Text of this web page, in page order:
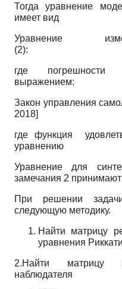
Тогда уравнение
имеет вид
Уравнение
(2):
где погрешности
выражением:
Закон управления
2018]
где функция
уравнению
Уравнение для
замечания 2
При решении
следующую методику.
Найти матрицу
уравнения
2.Найти матрицу
наблюдателя